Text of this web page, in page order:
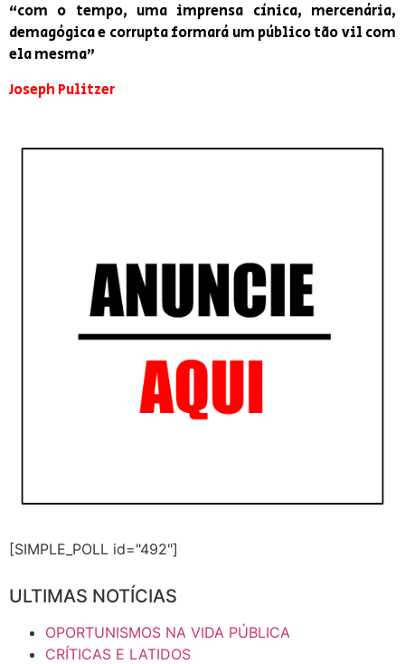
“com o tempo, uma imprensa cínica, mercenária,
demagógica e corrupta formará um público tão vil com
ela mesma”
Joseph Pulitzer
[SIMPLE_POLL id="492"]
ULTIMAS NOTÍCIAS
OPORTUNISMOS NA VIDA PÚBLICA
CRÍTICAS E LATIDOS